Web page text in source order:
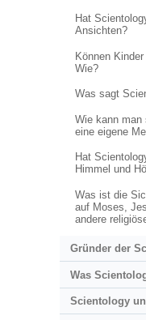
Hat
Ansichten?
Können
Wie?
Was sagt
Wie kann
eine eigene
Hat
Himmel und
Was ist die
auf Moses,
andere
Gründer der
Was
Scientology